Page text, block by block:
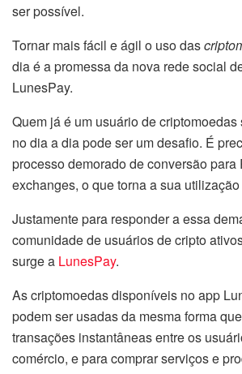
ser possível.
Tornar mais fácil e ágil o uso das
dia é a promessa da nova rede social
LunesPay.
Quem já é um usuário de
no dia a dia pode ser um desafio. É
processo demorado de conversão para
exchanges, o que torna a sua
Justamente para responder a essa
comunidade de usuários de cripto
surge a LunesPay.
As criptomoedas disponíveis no app
podem ser usadas da mesma forma
transações instantâneas entre os
comércio, e para comprar serviços e